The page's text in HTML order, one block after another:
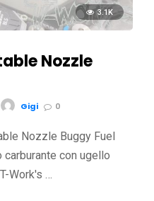
3.1K
Nozzle
Gigi 0
Nozzle Buggy Fuel
carburante con ugello
Work's …